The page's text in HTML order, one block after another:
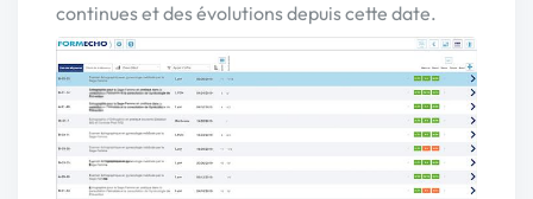
continues et des évolutions depuis cette date.